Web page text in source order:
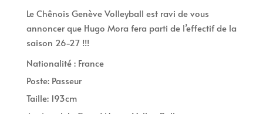
Le Chênois Genève Volleyball est ravi de vous
annoncer que Hugo Mora fera parti de l’effectif de la
saison 26-27 !!!
Nationalité : France
Poste: Passeur
Taille: 193cm